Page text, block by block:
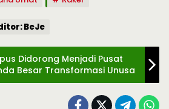
BeJe
Didorong Menjadi Pusat
Besar Transformasi Unusa